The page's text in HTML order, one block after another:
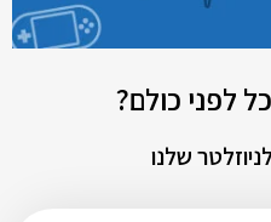
לפני כולם?
שלנו